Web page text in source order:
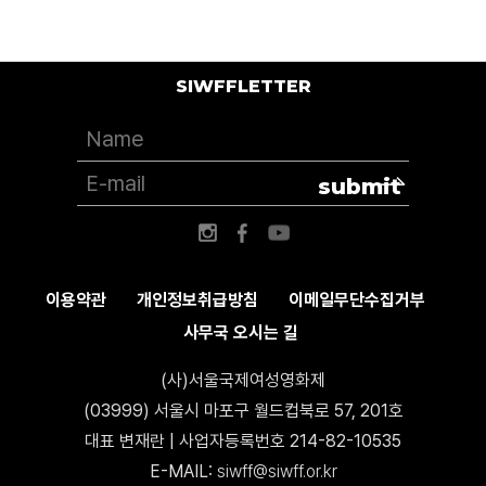
이용약관 개인정보취급방침
이메일무단수집거부
사무국 오시는 길
(사)서울국제여성영화제
(03999) 서울시 마포구 월드컵북로 57, 201호
대표 변재란 | 사업자등록번호 214-82-10535
E-MAIL: siwff@siwff.or.kr
SIWFFLETTER
submit